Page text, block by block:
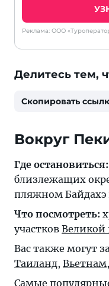
Реклама: ООО
Делитесь тем,
Скопировать
Вокруг
Где остановиться:
близлежащих
пляжном
Что посмотреть:
участков Великой
Вас также могут
Таиланд, Вьетнам,
Самые